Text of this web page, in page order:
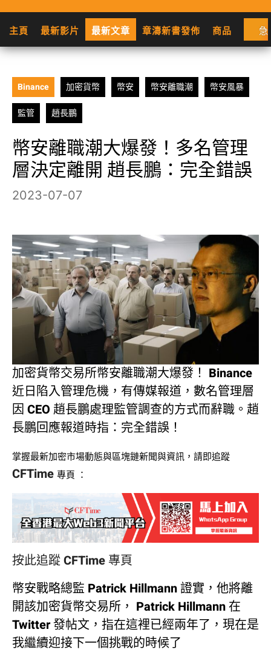
主頁 最新影片 最新文章 章濤新書發佈 商品 急
Binance 加密貨幣 幣安 幣安離職潮 幣安風暴
監管 趙長鵬
幣安離職潮大爆發！多名管理
層決定離開 趙長鵬：完全錯誤
2023-07-07
加密貨幣交易所幣安離職潮大爆發！ Binance
近日陷入管理危機，有傳媒報道，數名管理層
因 CEO 趙長鵬處理監管調查的方式而辭職。趙
長鵬回應報道時指：完全錯誤！
掌握最新加密市場動態與區塊鏈新聞與資訊，請即追蹤
CFTime 專頁 ：
按此追蹤 CFTime 專頁
幣安戰略總監 Patrick Hillmann 證實，他將離
開該加密貨幣交易所， Patrick Hillmann 在
Twitter 發帖文，指在這裡已經兩年了，現在是
我繼續迎接下一個挑戰的時候了